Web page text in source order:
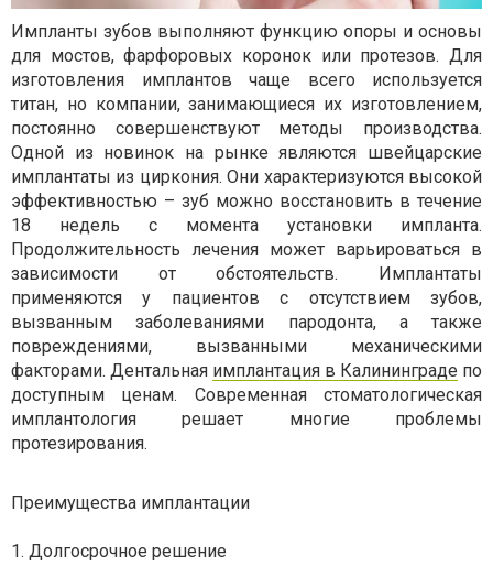
Импланты зубов выполняют функцию опоры и основы
для мостов, фарфоровых коронок или протезов. Для
изготовления имплантов чаще всего используется
титан, но компании, занимающиеся их изготовлением,
постоянно совершенствуют методы производства.
Одной из новинок на рынке являются швейцарские
имплантаты из циркония. Они характеризуются высокой
эффективностью – зуб можно восстановить в течение
18 недель с момента установки импланта.
Продолжительность лечения может варьироваться в
зависимости от обстоятельств. Имплантаты
применяются у пациентов с отсутствием зубов,
вызванным заболеваниями пародонта, а также
повреждениями, вызванными механическими
факторами. Дентальная имплантация в Калининграде по
доступным ценам. Современная стоматологическая
имплантология решает многие проблемы
протезирования.
Преимущества имплантации
1. Долгосрочное решение